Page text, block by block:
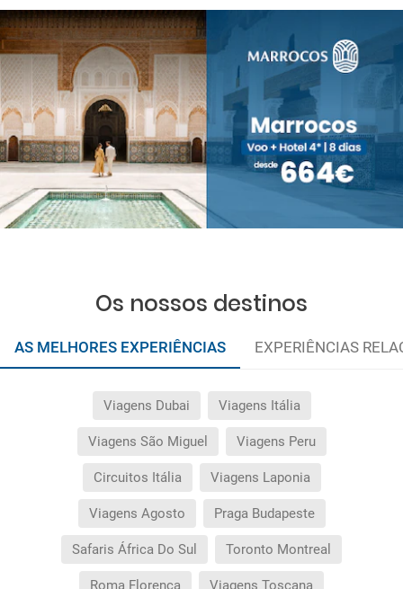
Os nossos destinos
AS MELHORES EXPERIÊNCIAS EXPERIÊNCIAS
Viagens Dubai Viagens Itália
Viagens São Miguel Viagens Peru
Circuitos Itália Viagens Laponia
Viagens Agosto Praga Budapeste
Safaris África Do Sul Toronto Montreal